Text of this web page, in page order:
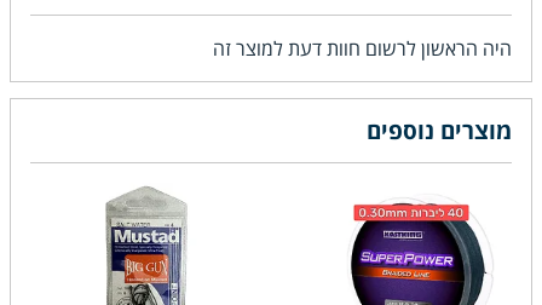
היה הראשון לרשום חוות דעת למוצר זה
מוצרים נוספים